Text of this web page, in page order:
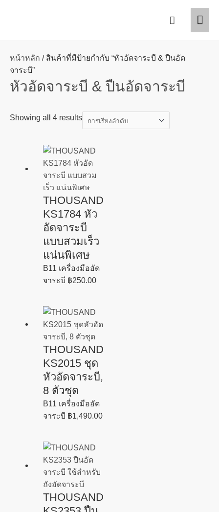
Search
หน้าหลัก / สินค้าที่มีป้ายกำกับ “หัวอัดจาระบี & ปืนอัด
จาระบี”
หัวอัดจาระบี & ปืนอัดจาระบี
Showing all 4 results
THOUSAND
KS1784 หัว
อัดจาระบี
แบบสวมเร็ว
แน่นพิเศษ
B11 เครื่องมืออัด
จาระบี ฿250.00
THOUSAND
KS2015 ชุด
หัวอัดจาระบี,
8 ตัวชุด
B11 เครื่องมืออัด
จาระบี ฿1,490.00
THOUSAND